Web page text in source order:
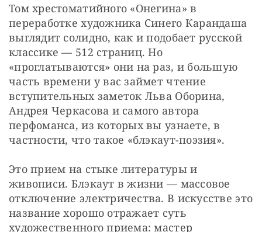
Том хрестоматийного «Онегина» в
переработке художника Синего Карандаша
выглядит солидно, как и подобает русской
классике — 512 страниц. Но
«проглатываются» они на раз, и большую
часть времени у вас займет чтение
вступительных заметок Льва Оборина,
Андрея Черкасова и самого автора
перфоманса, из которых вы узнаете, в
частности, что такое «блэкаут-поэзия».
Это прием на стыке литературы и
живописи. Блэкаут в жизни — массовое
отключение электричества. В искусстве это
название хорошо отражает суть
художественного приема: мастер